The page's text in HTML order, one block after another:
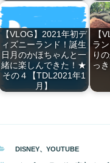
【VLOG】2021年初デ
ィズニーランド！誕生
日月のかほちゃんと一
緒に楽しんできた！★
その４【TDL2021年1
月】
【
ラ
り
っ
カ
DISNEY、 YOUTUBE